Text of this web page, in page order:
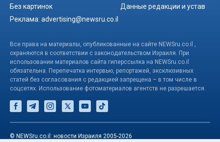
Без картинок
Данные редакции и устав
Реклама: advertising@newsru.co.il
Все права на материалы, опубликованные на сайте NEWSru.co.il ,
охраняются в соответствии с законодательством Израиля. При
использовании материалов сайта гиперссылка на NEWSru.co.il
обязательна. Перепечатка интервью, репортажей, эксклюзивных
статей без согласования с редакцией запрещена – в том числе в
соцсетях. Использование фотоматериалов агентств не разрешается.
© NEWSru.co.il: новости Израиля 2005-2026